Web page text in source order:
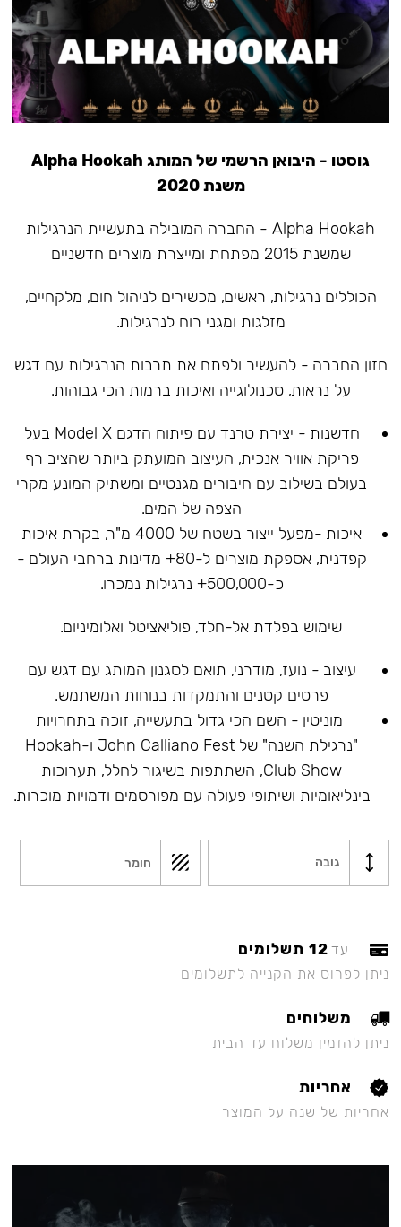
גוסטו - היבואן הרשמי של המותג Alpha Hookah
משנת 2020
Alpha Hookah - החברה המובילה בתעשיית הנרגילות
שמשנת 2015 מפתחת ומייצרת מוצרים חדשניים
הכוללים נרגילות, ראשים, מכשירים לניהול חום, מלקחיים,
מזלגות ומגני רוח לנרגילות.
חזון החברה - להעשיר ולפתח את תרבות הנרגילות עם דגש
על נראות, טכנולוגייה ואיכות ברמות הכי גבוהות.
חדשנות - יצירת טרנד עם פיתוח הדגם Model X בעל
פריקת אוויר אנכית, העיצוב המועתק ביותר שהציב רף
בעולם בשילוב עם חיבורים מגנטיים ומשתיק המונע מקרי
הצפה של המים.
איכות -מפעל ייצור בשטח של 4000 מ"ר, בקרת איכות
קפדנית, אספקת מוצרים ל-80+ מדינות ברחבי העולם -
כ-500,000+ נרגילות נמכרו.
שימוש בפלדת אל-חלד, פוליאציטל ואלומיניום.
עיצוב - נועז, מודרני, תואם לסגנון המותג עם דגש עם
פרטים קטנים והתמקדות בנוחות המשתמש.
מוניטין - השם הכי גדול בתעשייה, זוכה בתחרויות
"נרגילת השנה" של John Calliano Fest ו-Hookah
Club Show, השתתפות בשיגור לחלל, תערוכות
בינליאומיות ושיתופי פעולה עם מפורסמים ודמויות מוכרות.
גובה חומר
עד 12 תשלומים
ניתן לפרוס את הקנייה לתשלומים
משלוחים
ניתן להזמין משלוח עד הבית
אחריות
אחריות של שנה על המוצר